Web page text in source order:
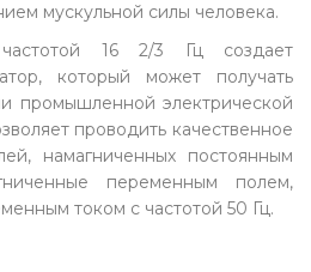
мускульной силы человека.
16 2/3 Гц создает
который может получать
промышленной электрической
проводить качественное
намагниченных постоянным
переменным полем,
током с частотой 50 Гц.